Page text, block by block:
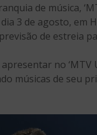
de música,
3 de agosto, em
de estreia
no ‘MTV
músicas de seu